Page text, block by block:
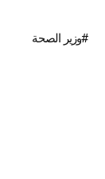
وزير الصحة